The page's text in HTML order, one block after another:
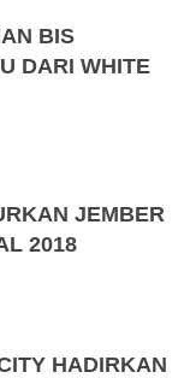
BIS
DARI WHITE
JEMBER
2018
HADIRKAN